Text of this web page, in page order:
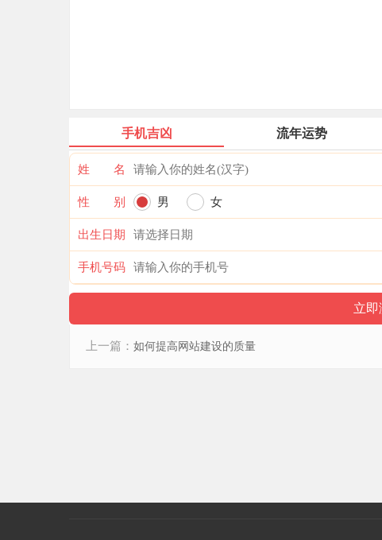
手机吉凶 流年运势
姓 名
性 别 男 女
出生日期
手机号码
上一篇： 如何提高网站建设的质量